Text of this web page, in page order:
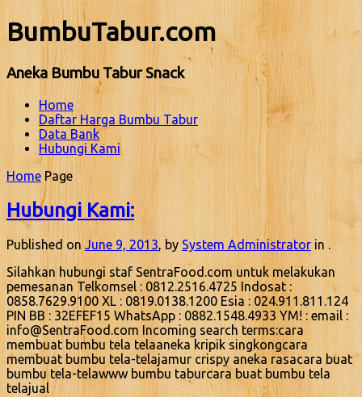
BumbuTabur.com
Aneka Bumbu Tabur Snack
Home
Daftar Harga Bumbu Tabur
Data Bank
Hubungi Kami
Home Page
Hubungi Kami:
Published on June 9, 2013, by System Administrator in .
Silahkan hubungi staf SentraFood.com untuk melakukan
pemesanan Telkomsel : 0812.2516.4725 Indosat :
0858.7629.9100 XL : 0819.0138.1200 Esia : 024.911.811.124
PIN BB : 32EFEF15 WhatsApp : 0882.1548.4933 YM! : email :
info@SentraFood.com Incoming search terms:cara
membuat bumbu tela telaaneka kripik singkongcara
membuat bumbu tela-telajamur crispy aneka rasacara buat
bumbu tela-telawww bumbu taburcara buat bumbu tela
telajual